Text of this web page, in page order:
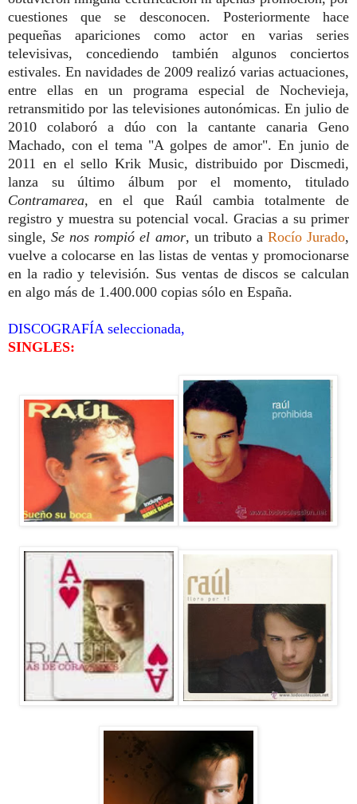
cuestiones que se desconocen. Posteriormente hace
pequeñas apariciones como actor en varias series
televisivas, concediendo también algunos conciertos
estivales. En navidades de 2009 realizó varias actuaciones,
entre ellas en un programa especial de Nochevieja,
retransmitido por las televisiones autonómicas. En julio de
2010 colaboró a dúo con la cantante canaria Geno
Machado, con el tema "A golpes de amor". En junio de
2011 en el sello Krik Music, distribuido por Discmedi,
lanza su último álbum por el momento, titulado
Contramarea, en el que Raúl cambia totalmente de
registro y muestra su potencial vocal. Gracias a su primer
single,Se nos rompió el amor, un tributo a Rocío Jurado,
vuelve a colocarse en las listas de ventas y promocionarse
en la radio y televisión. Sus ventas de discos se calculan
en algo más de 1.400.000 copias sólo en España.
DISCOGRAFÍA seleccionada,
SINGLES: